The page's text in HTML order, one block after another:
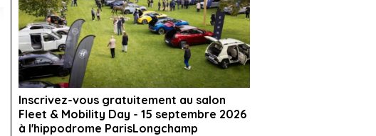
Inscrivez-vous gratuitement au salon
Fleet & Mobility Day - 15 septembre 2026
à l'hippodrome ParisLongchamp